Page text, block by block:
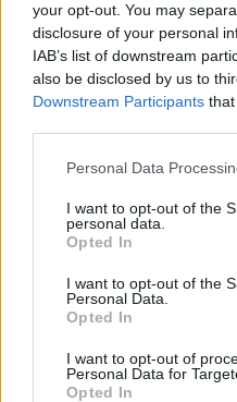
your opt-out. You may
disclosure of your personal
IAB’s list of downstream
also be disclosed by us to
Downstream Participants
Personal Data
I want to opt-out of the
personal data.
Opted In
I want to opt-out of the
Personal Data.
Opted In
I want to opt-out of
Personal Data for
Opted In
Anker Prime
Töltőállomás
Ha rendet szeretnél tenni
egyszerre akár három
Anker Prime vezeték
Rooby
augusztus 4,